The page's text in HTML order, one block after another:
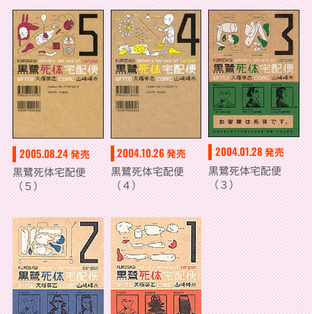
2005.08.24発売
黒鷺死体宅配便
（５）
2004.10.26発売
黒鷺死体宅配便
（４）
2004.01.28 発売
黒鷺死体宅配便
（３）